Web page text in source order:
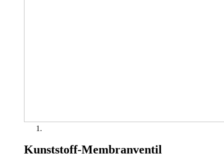
Kunststoff-Membranventil